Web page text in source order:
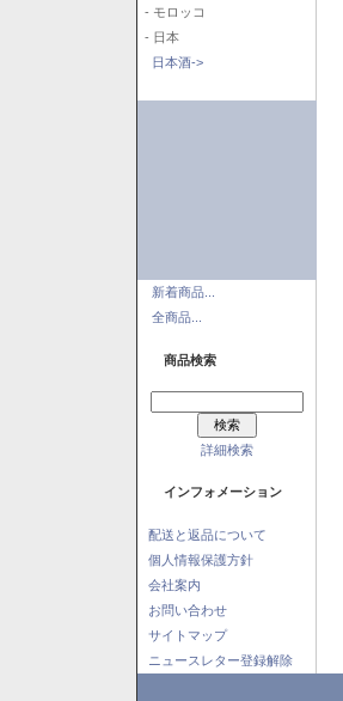
- モロッコ
- 日本
日本酒->
新着商品...
全商品...
商品検索
詳細検索
インフォメーション
配送と返品について
個人情報保護方針
会社案内
お問い合わせ
サイトマップ
ニュースレター登録解除